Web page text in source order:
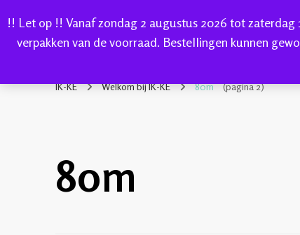
!! Let op !! Vanaf zondag 2 augustus 2026 tot
verpakken van de voorraad. Bestellingen kunnen
webshop voor handgeverfde garen 100% katoen
IK-KE Welkom bij IK-KE 80m (pagina 2)
80m